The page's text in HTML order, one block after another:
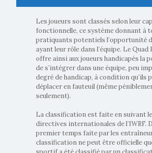
Les joueurs sont classés selon leur
fonctionnelle, ce système donnant à
pratiquants potentiels l’opportunité
ayant leur rôle dans l’équipe. Le Quad
offre ainsi aux joueurs handicapés la
de s’intégrer dans une équipe, peu
degré de handicap, à condition qu’ils
déplacer en fauteuil (même
seulement).
La classification est faite en suivant
directives internationales de l’IWRF.
premier temps faite par les
classification ne peut être officielle